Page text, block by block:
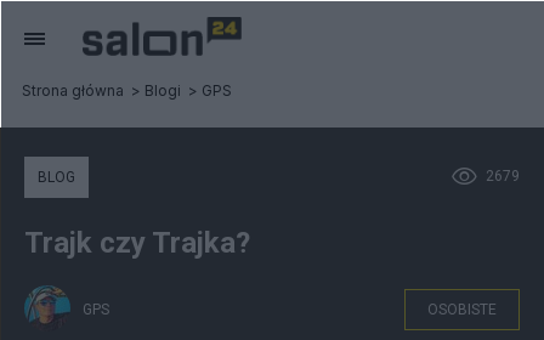
Strona główna Blogi GPS
2679
BLOG
Trajk czy Trajka?
GPS OSOBISTE